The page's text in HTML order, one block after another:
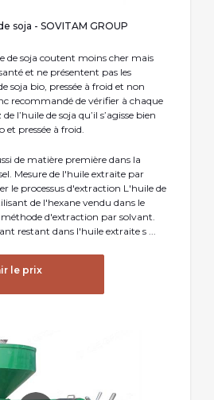
soja - SOVITAM GROUP
de soja coutent moins cher mais
et ne présentent pas les
soja bio, pressée à froid et non
recommandé de vérifier à chaque
l’huile de soja qu’il s’agisse bien
et pressée à froid.
de matière première dans la
Mesure de l'huile extraite par
le processus d'extraction L'huile de
de l'hexane vendu dans le
d'extraction par solvant.
restant dans l'huile extraite s ...
le prix